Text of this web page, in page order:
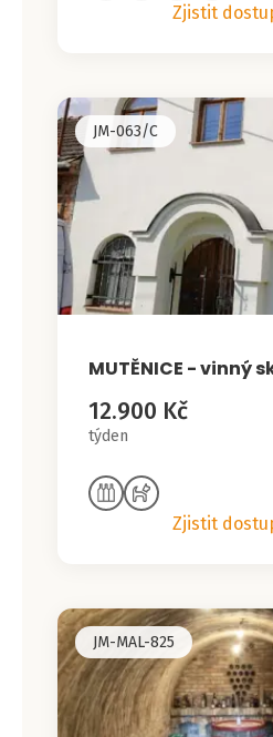
Zjistit
JM-063/C
MUTĚNICE - vinný
12.900 Kč
týden
Zjistit
JM-MAL-825